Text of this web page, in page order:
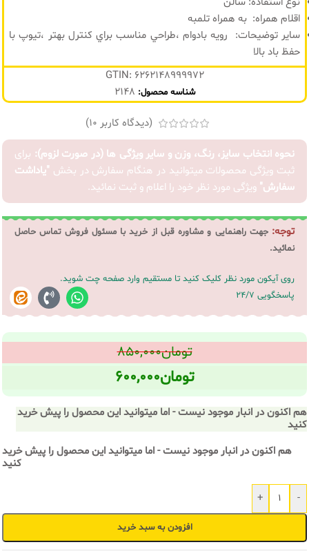
اقلام همراه: به همراه تلمبه
سایر توضیحات:
رويه بادوام ،طراحي مناسب براي کنترل بهتر ،تيوپ با
حفظ باد بالا
GTIN: 6262148999972
شناسه محصول: 2148
(دیدگاه کاربر 10
)
نحوه انتخاب سایز، رنگ، وزن و سایر ویژگی ها (در صورت لزوم): برای
ثبت ویژگی محصولات میتوانید در هنگام سفارش در بخش "یاداشت
سفارش" ویژگی مورد نظر خود را اعلام و ثبت نمائید.
توجه:جهت راهنمایی و مشاوره قبل از خرید با مسئول فروش تماس حاصل
نمائید.
روی آیکون مورد نظر کلیک کنید تا مستقیم وارد صفحه چت شوید.
پاسخگویی 24/7
تومان۸۵۰,۰۰۰
تومان۶۰۰,۰۰۰
هم اکنون در انبار موجود نیست - اما میتوانید این محصول را پیش خرید
کنید
هم اکنون در انبار موجود نیست - اما میتوانید این محصول را پیش خرید
کنید
-
+
افزودن به سبد خرید